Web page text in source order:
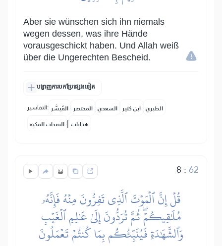
Aber sie wünschen sich ihn niemals
wegen dessen, was ihre Hände
vorausgeschickt haben. Und Allah weiß
über die Ungerechten Bescheid.
បង្ហាញការបកប្រែផ្សេងទៀត
التفاسير: المُيسَّر المختصر السعدي ابن كثير الطبري
النفحات المكية | هدايات
8 :62
قُلۡ إِنَّ ٱلۡمَوۡتَ ٱلَّذِي تَفِرُّونَ مِنۡهُ فَإِنَّهُۥ
مُلَٰقِيكُمۡۖ ثُمَّ تُرَدُّونَ إِلَىٰ عَٰلِمِ ٱلۡغَيۡبِ
وَٱلشَّهَٰدَةِ فَيُنَبِّئُكُم بِمَا كُنتُمۡ تَعۡمَلُونَ